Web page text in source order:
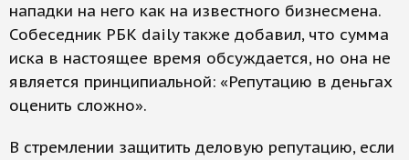
нападки на него как на известного бизнесмена.
Собеседник РБК daily также добавил, что сумма
иска в настоящее время обсуждается, но она не
является принципиальной: «Репутацию в деньгах
оценить сложно».
В стремлении защитить деловую репутацию, если